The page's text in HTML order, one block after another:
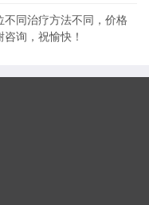
同治疗方法不同，价格
询，祝愉快！